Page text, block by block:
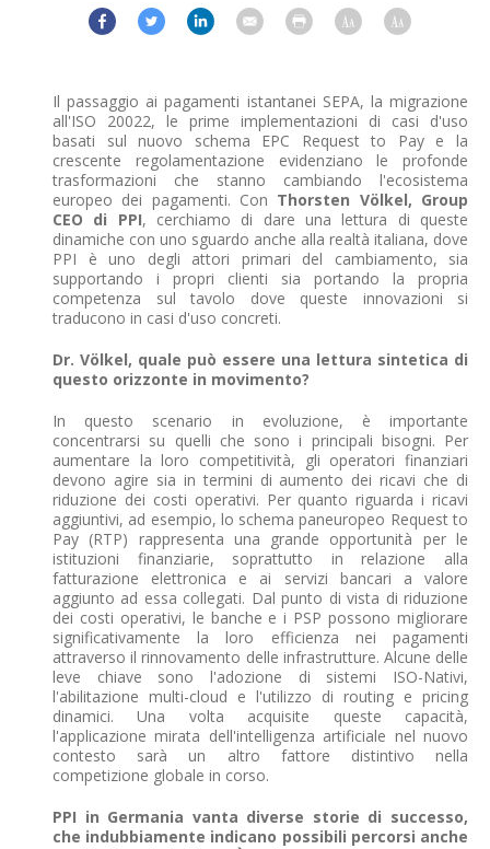
Il passaggio ai pagamenti istantanei SEPA, la migrazione
all'ISO 20022, le prime implementazioni di casi d'uso
basati sul nuovo schema EPC Request to Pay e la
crescente regolamentazione evidenziano le profonde
trasformazioni che stanno cambiando l'ecosistema
europeo dei pagamenti. Con Thorsten Völkel, Group
CEO di PPI, cerchiamo di dare una lettura di queste
dinamiche con uno sguardo anche alla realtà italiana, dove
PPI è uno degli attori primari del cambiamento, sia
supportando i propri clienti sia portando la propria
competenza sul tavolo dove queste innovazioni si
traducono in casi d'uso concreti.
Dr. Völkel, quale può essere una lettura sintetica di
questo orizzonte in movimento?
In questo scenario in evoluzione, è importante
concentrarsi su quelli che sono i principali bisogni. Per
aumentare la loro competitività, gli operatori finanziari
devono agire sia in termini di aumento dei ricavi che di
riduzione dei costi operativi. Per quanto riguarda i ricavi
aggiuntivi, ad esempio, lo schema paneuropeo Request to
Pay (RTP) rappresenta una grande opportunità per le
istituzioni finanziarie, soprattutto in relazione alla
fatturazione elettronica e ai servizi bancari a valore
aggiunto ad essa collegati. Dal punto di vista di riduzione
dei costi operativi, le banche e i PSP possono migliorare
significativamente la loro efficienza nei pagamenti
attraverso il rinnovamento delle infrastrutture. Alcune delle
leve chiave sono l'adozione di sistemi ISO-Nativi,
l'abilitazione multi-cloud e l'utilizzo di routing e pricing
dinamici. Una volta acquisite queste capacità,
l'applicazione mirata dell'intelligenza artificiale nel nuovo
contesto sarà un altro fattore distintivo nella
competizione globale in corso.
PPI in Germania vanta diverse storie di successo,
che indubbiamente indicano possibili percorsi anche